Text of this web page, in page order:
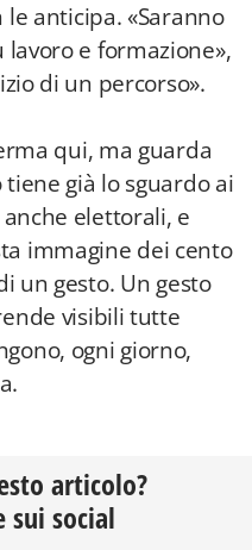
le anticipa. «Saranno
lavoro e formazione»,
di un percorso».
qui, ma guarda
già lo sguardo ai
elettorali, e
immagine dei cento
un gesto. Un gesto
visibili tutte
ogni giorno,
articolo?
sui social